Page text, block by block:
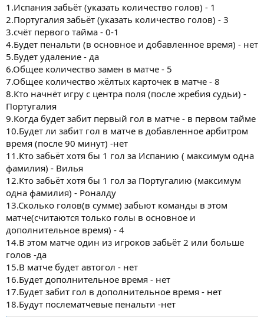
1.Испания забьёт (указать количество голов) - 1
2.Португалия забьёт (указать количество голов) - 3
3.счёт первого тайма - 0-1
4.Будет пенальти (в основное и добавленное время) - нет
5.Будет удаление - да
6.Общее количество замен в матче - 5
7.Общее количество жёлтых карточек в матче - 8
8.Кто начнёт игру с центра поля (после жребия судьи) -
Португалия
9.Когда будет забит первый гол в матче - в первом тайме
10.Будет ли забит гол в матче в добавленное арбитром
время (после 90 минут) -нет
11.Кто забьёт хотя бы 1 гол за Испанию ( максимум одна
фамилия) - Вилья
12.Кто забьёт хотя бы 1 гол за Португалию (максимум
одна фамилия) - Роналду
13.Сколько голов(в сумме) забьют команды в этом
матче(считаются только голы в основное и
дополнительное время) - 4
14.В этом матче один из игроков забьёт 2 или больше
голов -да
15.В матче будет автогол - нет
16.Будет дополнительное время - нет
17.Будет забит гол в дополнительное время - нет
18.Будут послематчевые пенальти -нет